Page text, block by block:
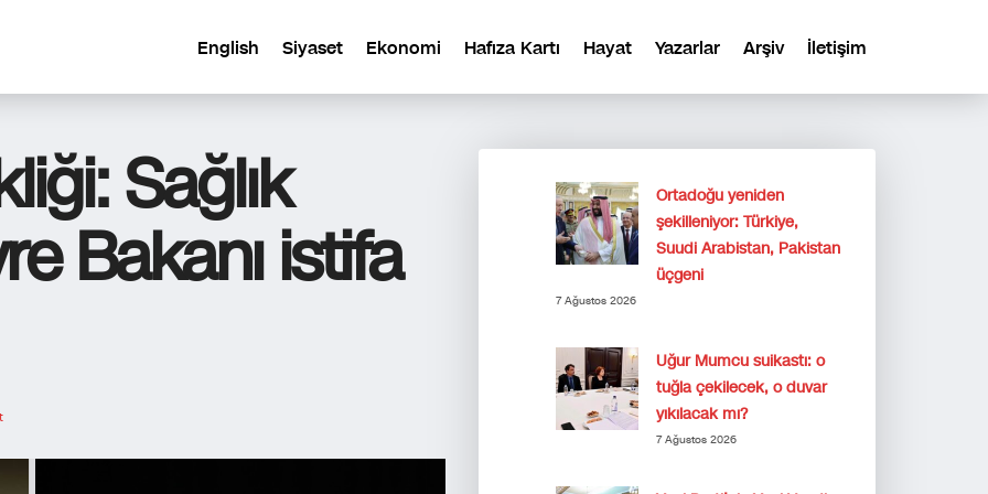
English Siyaset Ekonomi Hafıza Kartı Hayat Yazarlar Arşiv İletişim
Sağlık
Bakanı istifa
Ortadoğu yeniden
şekilleniyor: Türkiye,
Suudi Arabistan, Pakistan
üçgeni
7 Ağustos 2026
Uğur Mumcu suikastı: o
tuğla çekilecek, o duvar
yıkılacak mı?
7 Ağustos 2026